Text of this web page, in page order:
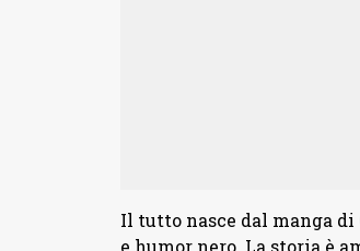
Il tutto nasce dal manga di
e humor nero. La storia è